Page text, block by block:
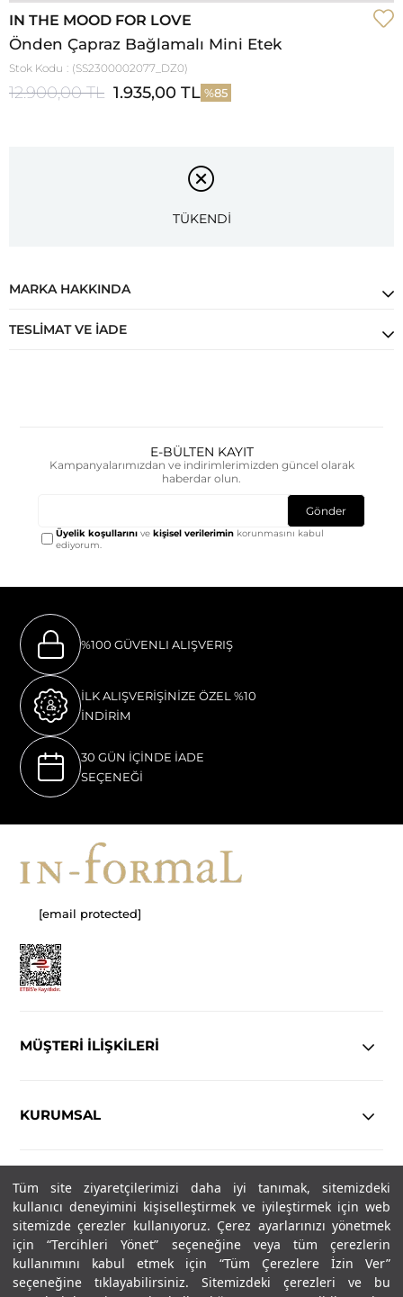
Tüm site ziyaretçilerimizi daha iyi tanımak, sitemizdeki
kullanıcı deneyimini kişiselleştirmek ve iyileştirmek için web
sitemizde çerezler kullanıyoruz. Çerez ayarlarınızı yönetmek
için “Tercihleri Yönet” seçeneğine veya tüm çerezlerin
kullanımını kabul etmek için “Tüm Çerezlere İzin Ver”
seçeneğine tıklayabilirsiniz. Sitemizdeki çerezleri ve bu
IN THE MOOD FOR LOVE
Önden Çapraz Bağlamalı Mini Etek
Stok Kodu (SS2300002077_DZ0)
12.900,00 TL 1.935,00 TL 85
TÜKENDİ
MARKA HAKKINDA
TESLIMAT VE İADE
E-BÜLTEN KAYIT
Kampanyalarımızdan ve indirimlerimizden güncel olarak
haberdar olun.
Gönder
Üyelik koşullarını vekişisel verilerimin korunmasını kabul
ediyorum.
%100 GÜVENLI ALIŞVERIŞ
İLK ALIŞVERİŞİNİZE ÖZEL %10
İNDİRİM
30 GÜN İÇİNDE İADE
SEÇENEĞİ
[email protected]
MÜŞTERİ İLİŞKİLERİ
KURUMSAL
YASAL
Copyright© 2025 IN-FORMAL Tüm hakları saklıdır.
SOSYAL MEDYA